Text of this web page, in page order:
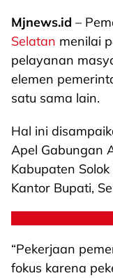
Mjnews.id –
Selatan menilai
pelayanan
elemen
satu sama lain.
Hal ini
Apel Gabungan
Kabupaten
Kantor Bupati,
“Pekerjaan
fokus karena